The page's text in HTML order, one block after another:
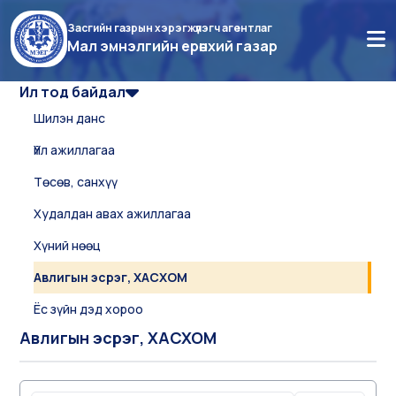
Засгийн газрын хэрэгжүүлэгч агентлаг
Мал эмнэлгийн ерөнхий газар
Ил тод байдал
Шилэн данс
Үйл ажиллагаа
Төсөв, санхүү
Худалдан авах ажиллагаа
Хүний нөөц
Авлигын эсрэг, ХАСХОМ
Ёс зүйн дэд хороо
Авлигын эсрэг, ХАСХОМ